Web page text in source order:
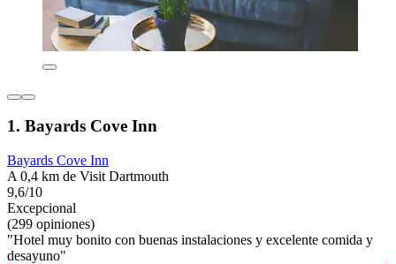
1. Bayards Cove Inn
Bayards Cove Inn
A 0,4 km de Visit Dartmouth
9,6/10
Excepcional
(299 opiniones)
"Hotel muy bonito con buenas instalaciones y excelente comida y
desayuno"